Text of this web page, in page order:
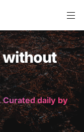
without
Curated daily by